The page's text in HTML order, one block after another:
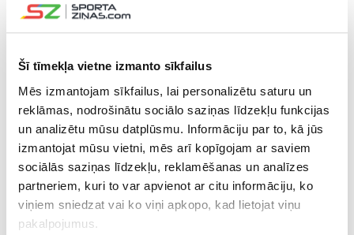
Šī tīmekļa vietne izmanto sīkfailus
Mēs izmantojam sīkfailus, lai personalizētu saturu un
reklāmas, nodrošinātu sociālo saziņas līdzekļu funkcijas
un analizētu mūsu datplūsmu. Informāciju par to, kā jūs
izmantojat mūsu vietni, mēs arī kopīgojam ar saviem
sociālās saziņas līdzekļu, reklamēšanas un analīzes
partneriem, kuri to var apvienot ar citu informāciju, ko
viņiem sniedzat vai ko viņi apkopo, kad lietojat viņu
pakalpojumus.
Ivars Punnenovs. 20 gadus vecais Veckaktiņš nospēlēja 10
minūtes un 26 sekundes, no kurām trīs minūtes un 33
NL vicelīdere Cīrihes “Lions” arRūdolfu Balcerusastāvā
cieta otro neveiksmi pēc kārtas, ar 2:4 piekāpjoties
“Davos”. Balcers 17 minūtēs trīsreiz apdraudēja
pretinieku vārtus un bloķēja vienu pretinieku metienu.
Četru zaudējumu sēriju sasniedza Langnavas “Tigers”, kas
bez Oskara Lapinska pieteikumā ar 3:4 pēcspēles
metienos atzina “Biel-Bienne” pārākumu.